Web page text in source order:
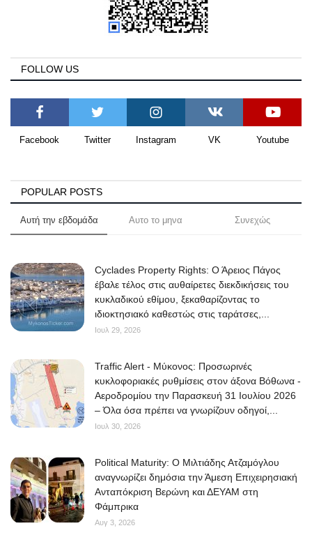
FOLLOW US
Facebook Twitter Instagram VK Youtube
POPULAR POSTS
Αυτή την εβδομάδα Αυτο το μηνα Συνεχώς
Cyclades Property Rights: Ο Άρειος Πάγος
έβαλε τέλος στις αυθαίρετες διεκδικήσεις του
κυκλαδικού εθίμου, ξεκαθαρίζοντας το
ιδιοκτησιακό καθεστώς στις ταράτσες,...
Ιουλ 29, 2026
Traffic Alert - Μύκονος: Προσωρινές
κυκλοφοριακές ρυθμίσεις στον άξονα Βόθωνα -
Αεροδρομίου την Παρασκευή 31 Ιουλίου 2026
– Όλα όσα πρέπει να γνωρίζουν οδηγοί,...
Ιουλ 30, 2026
Political Maturity: Ο Μιλτιάδης Ατζαμόγλου
αναγνωρίζει δημόσια την Άμεση Επιχειρησιακή
Ανταπόκριση Βερώνη και ΔΕΥΑΜ στη
Φάμπρικα
Αυγ 3, 2026